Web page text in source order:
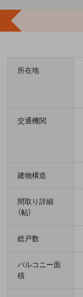
所在地
交通機関
建物構造
間取り詳細
（帖）
総戸数
バルコニー面
積